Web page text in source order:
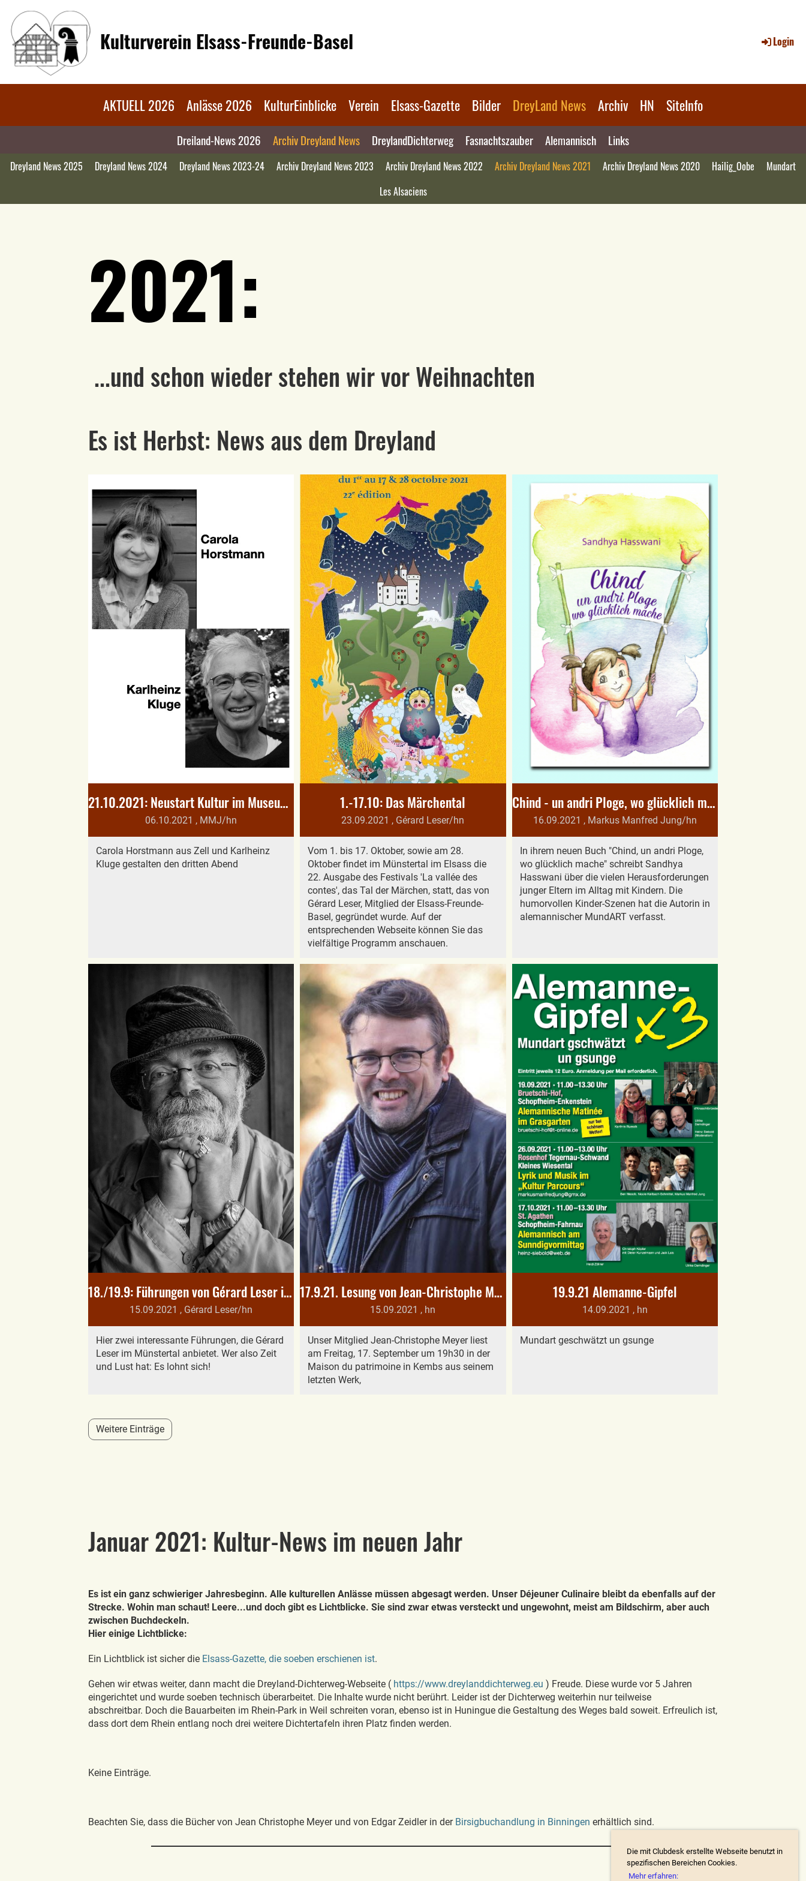
Die mit Clubdesk erstellte Webseite benutzt in
spezifischen Bereichen Cookies.
Mehr erfahren:
Kulturverein Elsass-Freunde-Basel Login
AKTUELL 2026 Anlässe 2026 KulturEinblicke Verein Elsass-Gazette Bilder DreyLand News Archiv HN SiteInfo
Dreiland-News 2026 Archiv Dreyland News DreylandDichterweg Fasnachtszauber Alemannisch Links
Dreyland News 2025 Dreyland News 2024 Dreyland News 2023-24 Archiv Dreyland News 2023 Archiv Dreyland News 2022 Archiv Dreyland News 2021 Archiv Dreyland News 2020 Hailig_Oobe
Mundart
Les Alsaciens
2021:
...und schon wieder stehen wir vor Weihnachten
Es ist Herbst: News aus dem Dreyland
21.10.2021: Neustart Kultur im Museumskeller Schopfheim
06.10.2021 , MMJ/hn
Carola Horstmann aus Zell und Karlheinz
Kluge gestalten den dritten Abend
1.-17.10: Das Märchental
23.09.2021 , Gérard Leser/hn
Vom 1. bis 17. Oktober, sowie am 28.
Oktober findet im Münstertal im Elsass die
22. Ausgabe des Festivals 'La vallée des
contes', das Tal der Märchen, statt, das von
Gérard Leser, Mitglied der Elsass-Freunde-
Basel, gegründet wurde. Auf der
entsprechenden Webseite können Sie das
vielfältige Programm anschauen.
Chind - un andri Ploge, wo glücklich mache
16.09.2021 , Markus Manfred Jung/hn
In ihrem neuen Buch "Chind, un andri Ploge,
wo glücklich mache" schreibt Sandhya
Hasswani über die vielen Herausforderungen
junger Eltern im Alltag mit Kindern. Die
humorvollen Kinder-Szenen hat die Autorin in
alemannischer MundART verfasst.
18./19.9: Führungen von Gérard Leser im Münstertal
15.09.2021 , Gérard Leser/hn
Hier zwei interessante Führungen, die Gérard
Leser im Münstertal anbietet. Wer also Zeit
und Lust hat: Es lohnt sich!
17.9.21. Lesung von Jean-Christophe Meyer
15.09.2021 , hn
Unser Mitglied Jean-Christophe Meyer liest
am Freitag, 17. September um 19h30 in der
Maison du patrimoine in Kembs aus seinem
letzten Werk,
19.9.21 Alemanne-Gipfel
14.09.2021 , hn
Mundart geschwätzt un gsunge
Weitere Einträge
Januar 2021: Kultur-News im neuen Jahr
Es ist ein ganz schwieriger Jahresbeginn. Alle kulturellen Anlässe müssen abgesagt werden. Unser Déjeuner Culinaire bleibt da ebenfalls auf der
Strecke. Wohin man schaut! Leere...und doch gibt es Lichtblicke. Sie sind zwar etwas versteckt und ungewohnt, meist am Bildschirm, aber auch
zwischen Buchdeckeln.
Hier einige Lichtblicke:
Ein Lichtblick ist sicher die Elsass-Gazette, die soeben erschienen ist.
Gehen wir etwas weiter, dann macht die Dreyland-Dichterweg-Webseite ( https://www.dreylanddichterweg.eu ) Freude. Diese wurde vor 5 Jahren
eingerichtet und wurde soeben technisch überarbeitet. Die Inhalte wurde nicht berührt. Leider ist der Dichterweg weiterhin nur teilweise
abschreitbar. Doch die Bauarbeiten im Rhein-Park in Weil schreiten voran, ebenso ist in Huningue die Gestaltung des Weges bald soweit. Erfreulich ist,
dass dort dem Rhein entlang noch drei weitere Dichtertafeln ihren Platz finden werden.
Keine Einträge.
Beachten Sie, dass die Bücher von Jean Christophe Meyer und von Edgar Zeidler in der Birsigbuchandlung in Binningen erhältlich sind.